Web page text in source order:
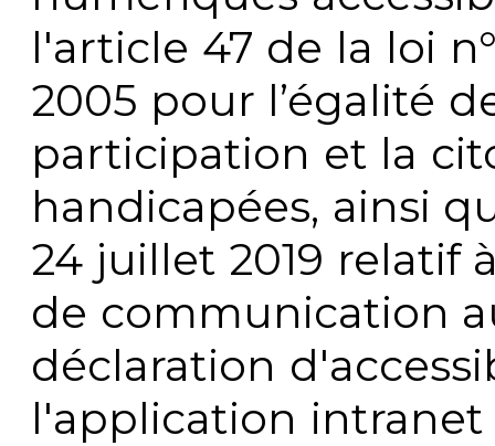
l'article 47 de la loi
2005 pour l’égalité
participation et la
handicapées, ainsi
24 juillet 2019 relatif
de communication
déclaration
l'application